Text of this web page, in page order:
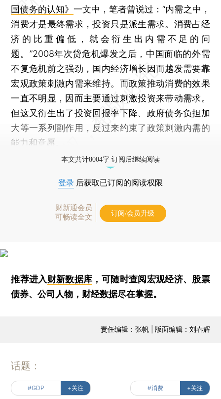
国债务的认知》 一文中，笔者曾说过：“内需之中，
消费才是最终需求，投资只是派生需求。消费占经
济的比重偏低，就会衍生出内需不足的问
题。”2008年次贷危机爆发之后，中国面临的外需
不复危机前之强劲，国内经济增长因而越发需要靠
宏观政策刺激内需来维持。而政策推动消费的效果
一直不明显，因而主要通过刺激投资来带动需求。
但这又衍生出了投资回报率下降、政府债务负担加
大等一系列副作用，反过来约束了政策刺激内需的
能力和意愿。
本文共计8004字 订阅后继续阅读
登录 后获取已订阅的阅读权限
财新通会员
可畅读全文
订阅/会员升级
推荐进入财新数据库 ，可随时查阅宏观经济、股票
债券、公司人物，财经数据尽在掌握。
责任编辑：张帆 | 版面编辑：刘春辉
话题：
#GDP +关注 #消费 +关注